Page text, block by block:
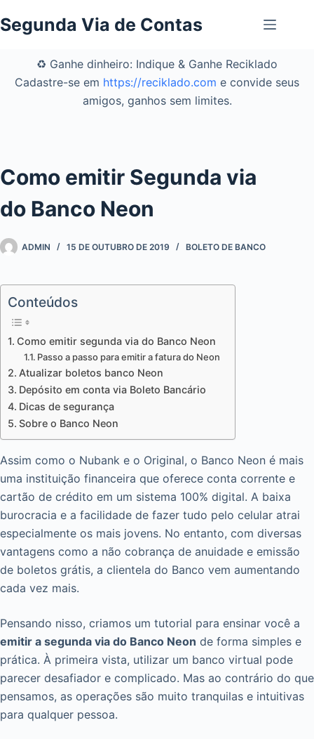
para
conteúdo
Segunda Via de Contas
♻️ Ganhe dinheiro: Indique & Ganhe Reciklado
Cadastre-se em https://reciklado.com e convide seus
amigos, ganhos sem limites.
Como emitir Segunda via
do Banco Neon
ADMIN 15 DE OUTUBRO DE 2019 BOLETO DE BANCO
Conteúdos
Como emitir segunda via do Banco Neon
Passo a passo para emitir a fatura do Neon
Atualizar boletos banco Neon
Depósito em conta via Boleto Bancário
Dicas de segurança
Sobre o Banco Neon
Assim como o Nubank e o Original, o Banco Neon é mais
uma instituição financeira que oferece conta corrente e
cartão de crédito em um sistema 100% digital. A baixa
burocracia e a facilidade de fazer tudo pelo celular atrai
especialmente os mais jovens. No entanto, com diversas
vantagens como a não cobrança de anuidade e emissão
de boletos grátis, a clientela do Banco vem aumentando
cada vez mais.
Pensando nisso, criamos um tutorial para ensinar você a
emitir a segunda via do Banco Neon de forma simples e
prática. À primeira vista, utilizar um banco virtual pode
parecer desafiador e complicado. Mas ao contrário do que
pensamos, as operações são muito tranquilas e intuitivas
para qualquer pessoa.